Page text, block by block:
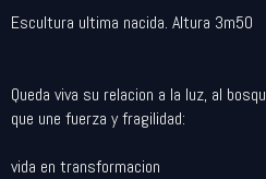
Escultura ultima nacida. Altura 3m50
Queda viva su relacion a la luz, al
que une fuerza y fragilidad:
vida en transformacion